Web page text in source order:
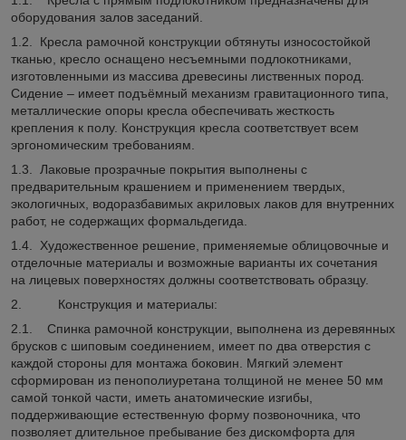
оборудования залов заседаний.
1.2. Кресла рамочной конструкции обтянуты износостойкой
тканью, кресло оснащено несъемными подлокотниками,
изготовленными из массива древесины лиственных пород.
Сидение – имеет подъёмный механизм гравитационного типа,
металлические опоры кресла обеспечивать жесткость
крепления к полу. Конструкция кресла соответствует всем
эргономическим требованиям.
1.3. Лаковые прозрачные покрытия выполнены с
предварительным крашением и применением твердых,
экологичных, водоразбавимых акриловых лаков для внутренних
работ, не содержащих формальдегида.
1.4. Художественное решение, применяемые облицовочные и
отделочные материалы и возможные варианты их сочетания
на лицевых поверхностях должны соответствовать образцу.
2. Конструкция и материалы:
2.1. Спинка рамочной конструкции, выполнена из деревянных
брусков с шиповым соединением, имеет по два отверстия с
каждой стороны для монтажа боковин. Мягкий элемент
сформирован из пенополиуретана толщиной не менее 50 мм
самой тонкой части, иметь анатомические изгибы,
поддерживающие естественную форму позвоночника, что
позволяет длительное пребывание без дискомфорта для